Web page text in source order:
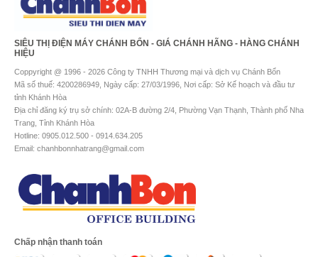
SIÊU THỊ ĐIỆN MÁY CHÁNH BỔN - GIÁ CHÁNH HÃNG - HÀNG CHÁNH
HIỆU
Coppyright @ 1996 - 2026 Công ty TNHH Thương mại và dịch vụ Chánh Bổn
Mã số thuế: 4200286949, Ngày cấp: 27/03/1996, Nơi cấp: Sở Kế hoạch và đầu tư
tỉnh Khánh Hòa
Địa chỉ đăng ký trụ sở chính: 02A-B đường 2/4, Phường Vạn Thạnh, Thành phố Nha
Trang, Tỉnh Khánh Hòa
Hotline: 0905.012.500 - 0914.634.205
Email: chanhbonnhatrang@gmail.com
Chấp nhận thanh toán